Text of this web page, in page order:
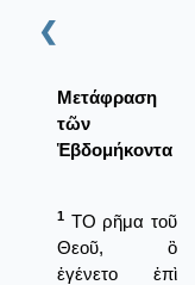
❮
Μετάφραση
τῶν
Ἑβδομήκοντα
1 ΤΟ ρῆμα τοῦ
Θεοῦ, ὃ
ἐγένετο ἐπὶ